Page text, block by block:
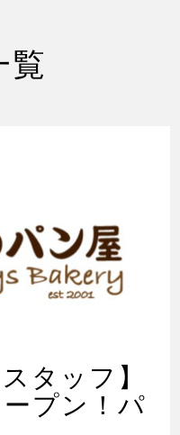
覧
タッフ】
プン！パ